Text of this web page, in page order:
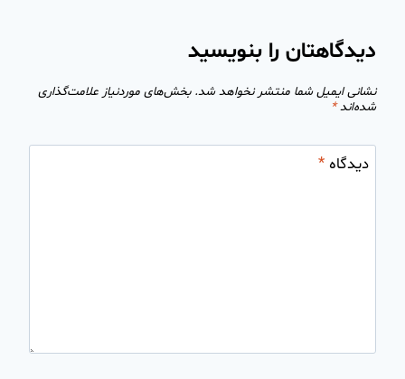
دیدگاهتان را بنویسید
نشانی ایمیل شما منتشر نخواهد شد. بخش‌های موردنیاز علامت‌گذاری
شده‌اند*
دیدگاه*